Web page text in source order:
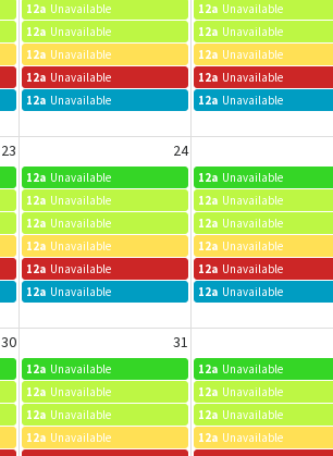
12a Unavailable 12a Unavailable
12a Unavailable 12a Unavailable
12a Unavailable 12a Unavailable
12a Unavailable 12a Unavailable
12a Unavailable 12a Unavailable
23 24
12a Unavailable 12a Unavailable
12a Unavailable 12a Unavailable
12a Unavailable 12a Unavailable
12a Unavailable 12a Unavailable
12a Unavailable 12a Unavailable
12a Unavailable 12a Unavailable
30 31
12a Unavailable 12a Unavailable
12a Unavailable 12a Unavailable
12a Unavailable 12a Unavailable
12a Unavailable 12a Unavailable